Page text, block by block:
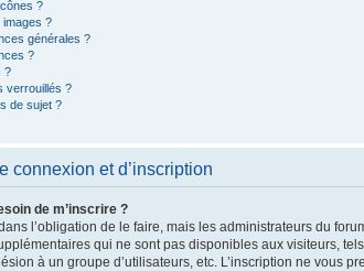
?
images ?
générales ?
?
?
verrouillés ?
de sujet ?
connexion et d’inscription
de m’inscrire ?
l’obligation de le faire, mais les administrateurs du
qui ne sont pas disponibles aux visiteurs,
à un groupe d’utilisateurs, etc. L’inscription ne vous